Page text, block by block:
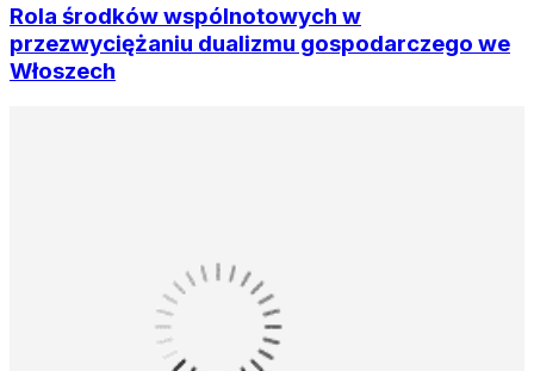
Rola środków wspólnotowych w
przezwyciężaniu dualizmu gospodarczego we
Włoszech